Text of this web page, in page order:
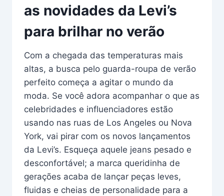
as novidades da Levi’s
para brilhar no verão
Com a chegada das temperaturas mais
altas, a busca pelo guarda-roupa de verão
perfeito começa a agitar o mundo da
moda. Se você adora acompanhar o que as
celebridades e influenciadores estão
usando nas ruas de Los Angeles ou Nova
York, vai pirar com os novos lançamentos
da Levi’s. Esqueça aquele jeans pesado e
desconfortável; a marca queridinha de
gerações acaba de lançar peças leves,
fluidas e cheias de personalidade para a